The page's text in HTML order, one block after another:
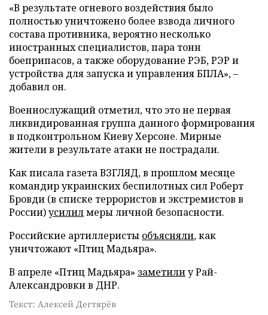
«В результате огневого воздействия было
полностью уничтожено более взвода личного
состава противника, вероятно несколько
иностранных специалистов, пара тонн
боеприпасов, а также оборудование РЭБ, РЭР и
устройства для запуска и управления БПЛА», –
добавил он.
Военнослужащий отметил, что это не первая
ликвидированная группа данного формирования
в подконтрольном Киеву Херсоне. Мирные
жители в результате атаки не пострадали.
Как писала газета ВЗГЛЯД, в прошлом месяце
командир украинских беспилотных сил Роберт
Бровди (в списке террористов и экстремистов в
России)усилилмеры личной безопасности.
Российские артиллеристы объясняли, как
уничтожают «Птиц Мадьяра».
В апреле «Птиц Мадьяра» заметилиу Рай-
Александровки в ДНР.
Текст: Алексей Дегтярёв